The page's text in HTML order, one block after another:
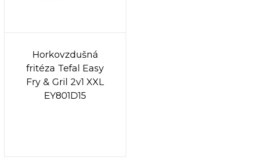
Horkovzdušná
fritéza Tefal Easy
Fry & Gril 2v1 XXL
EY801D15